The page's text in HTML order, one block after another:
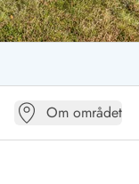
Om området